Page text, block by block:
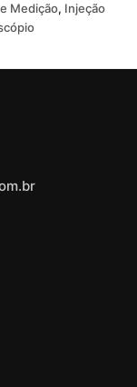
Medição, Injeção